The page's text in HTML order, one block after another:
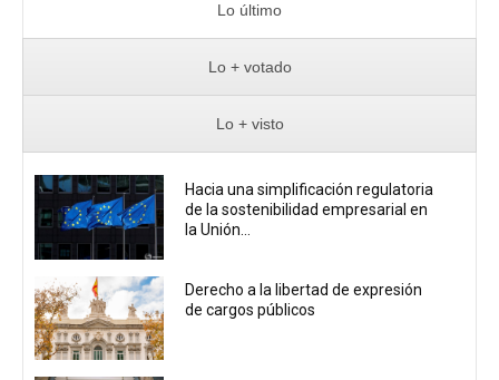
Lo último
Lo + votado
Lo + visto
Hacia una simplificación regulatoria
de la sostenibilidad empresarial en
la Unión...
Derecho a la libertad de expresión
de cargos públicos